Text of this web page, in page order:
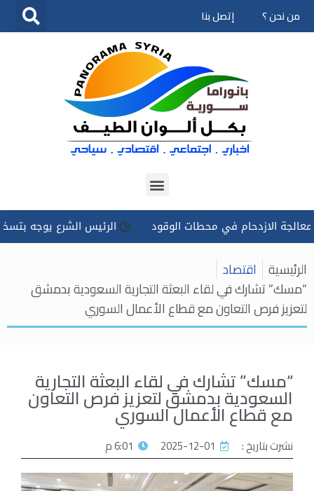
تخطى
من نحن ؟ إتصل بنا
في محطات الوقود الرئيس الشرع يوجه بتسخير كل
الرئيسية اقتصاد
“مسك” تشارك في لقاء البعثة التجارية السعودية بدمشق
لتعزيز فرص التعاون مع قطاع الأعمال السوري
“مسك” تشارك في لقاء البعثة التجارية
السعودية بدمشق لتعزيز فرص التعاون
مع قطاع الأعمال السوري
نشرت بتاريخ : 2025-12-01 6:01 م